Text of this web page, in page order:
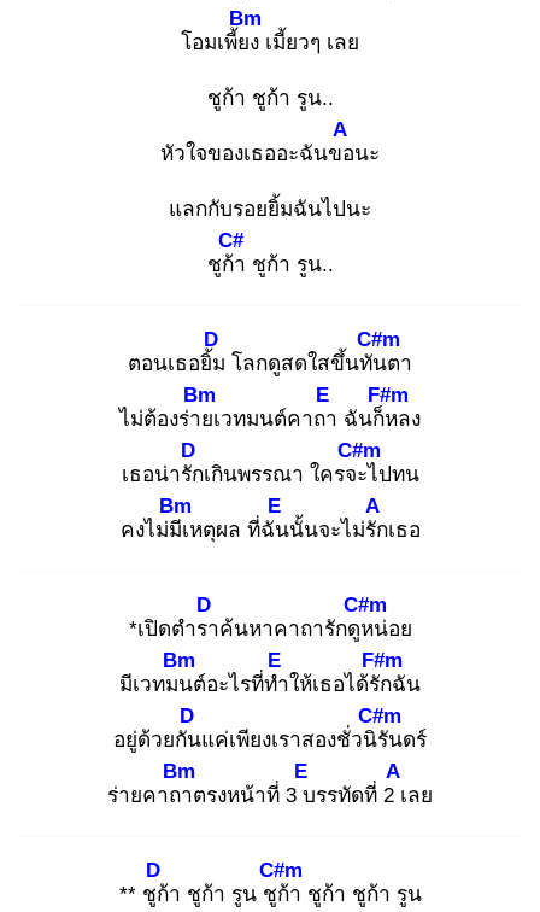
โอมเพี้ยง
Bm
เมี้ยวๆ เลย
ชูก้า ชูก้า รูน..
หัวใจของเธออะฉันขอ
A
นะ
แลกกับรอยยิ้มฉันไปนะ
ชูก้า
C#
ชูก้า รูน..
ตอนเธอยิ้ม
D
โลกดูสดใสขึ้นทัน
C#m
ตา
ไม่ต้องร่าย
Bm
เวทมนต์คาถา
E
ฉันก็ห
F#m
ลง
เธอน่ารัก
D
เกินพรรณา ใครจะ
C#m
ไปทน
คงไม่มีเ
Bm
หตุผล ที่ฉัน
E
นั้นจะไม่รัก
A
เธอ
*เปิดตำรา
D
ค้นหาคาถารักดูห
C#m
น่อย
มีเวทมน
Bm
ต์อะไรที่ทำ
E
ให้เธอได้รัก
F#m
ฉัน
อยู่ด้วยกัน
D
แค่เพียงเราสองชั่วนิรั
C#m
นดร์
ร่ายคาถา
Bm
ตรงหน้าที่ 3 บ
E
รรทัดที่ 2 เ
A
ลย
** ชูก้
D
า ชูก้า รูน ชูก้
C#m
า ชูก้า ชูก้า รูน